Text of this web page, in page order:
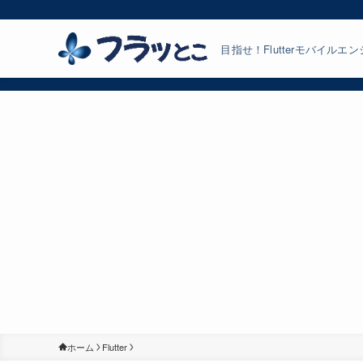
目指せ！Flutterモバイルエン
ホーム Flutter